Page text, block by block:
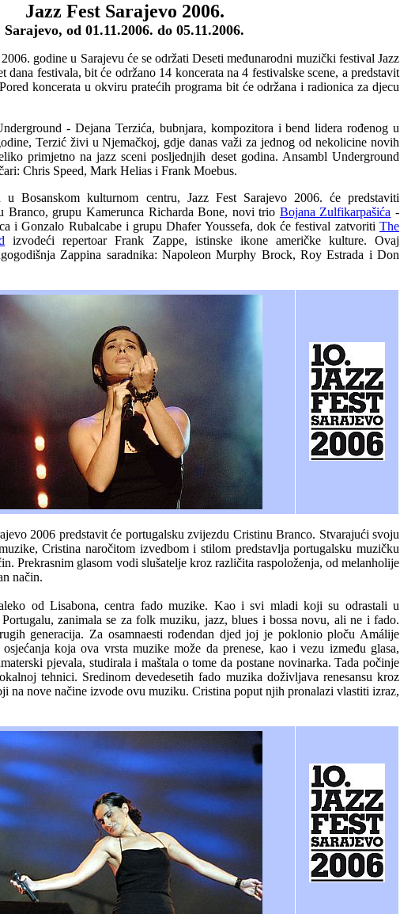
Jazz Fest Sarajevo 2006.
Sarajevo, od 01.11.2006. do 05.11.2006.
godine u Sarajevu će se održati Deseti međunarodni muzički festival Jazz
dana festivala, bit će održano 14 koncerata na 4 festivalske scene, a predstavit
koncerata u okviru pratećih programa bit će održana i radionica za djecu
- Dejana Terzića, bubnjara, kompozitora i bend lidera rođenog u
Terzić živi u Njemačkoj, gdje danas važi za jednog od nekolicine novih
primjetno na jazz sceni posljednjih deset godina. Ansambl Underground
Chris Speed, Mark Helias i Frank Moebus.
Bosanskom kulturnom centru, Jazz Fest Sarajevo 2006. će predstaviti
Branco, grupu Kamerunca Richarda Bone, novi trio Bojana Zulfikarpašića -
i Gonzalo Rubalcabe i grupu Dhafer Youssefa, dok će festival zatvoriti The
izvodeći repertoar Frank Zappe, istinske ikone američke kulture. Ovaj
Zappina saradnika: Napoleon Murphy Brock, Roy Estrada i Don
2006 predstavit će portugalsku zvijezdu Cristinu Branco. Stvarajući svoju
Cristina naročitom izvedbom i stilom predstavlja portugalsku muzičku
Prekrasnim glasom vodi slušatelje kroz različita raspoloženja, od melanholije
način.
od Lisabona, centra fado muzike. Kao i svi mladi koji su odrastali u
zanimala se za folk muziku, jazz, blues i bossa novu, ali ne i fado.
generacija. Za osamnaesti rođendan djed joj je poklonio ploču Amálije
koja ova vrsta muzike može da prenese, kao i vezu između glasa,
pjevala, studirala i maštala o tome da postane novinarka. Tada počinje
tehnici. Sredinom devedesetih fado muzika doživljava renesansu kroz
na nove načine izvode ovu muziku. Cristina poput njih pronalazi vlastiti izraz,